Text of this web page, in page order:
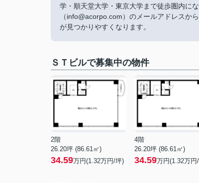
学・順天堂大学・東京大学まで徒歩圏内に
（info@acorpo.com）のメールアドレスか
が見つかりやすくなります。
ＳＴビルで募集中の物件
2階
26.20坪 (86.61㎡)
34.59万円(1.32万円/坪)
4階
26.20坪 (86.61㎡)
34.59万円(1.32万円